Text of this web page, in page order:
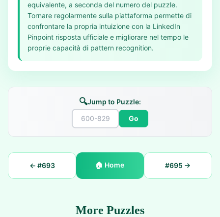
equivalente, a seconda del numero del puzzle.
Tornare regolarmente sulla piattaforma permette di
confrontare la propria intuizione con la LinkedIn
Pinpoint risposta ufficiale e migliorare nel tempo le
proprie capacità di pattern recognition.
🔍Jump to Puzzle:
Go
← #693 🏠 Home #695 →
More Puzzles